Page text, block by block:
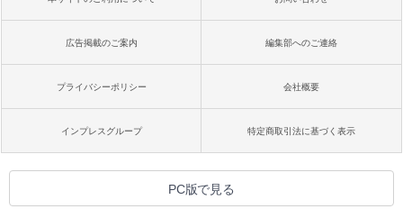
広告掲載のご案内 編集部へのご連絡
プライバシーポリシー 会社概要
インプレスグループ 特定商取引法に基づく表示
PC版で見る